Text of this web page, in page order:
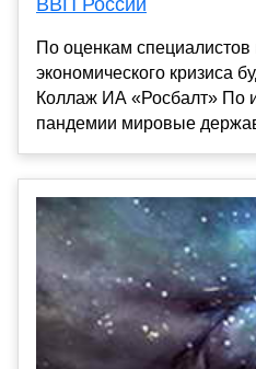
ВВП России
По оценкам специалистов
экономического кризиса
Коллаж ИА «Росбалт» По
пандемии мировые